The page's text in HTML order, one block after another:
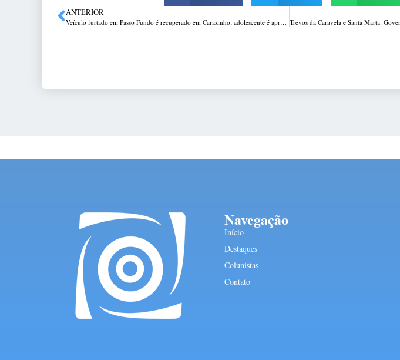
ANTERIOR
Veículo furtado em Passo Fundo é recuperado em Carazinho; adolescente é apreendido por receptação
Navegação
Início
Destaques
Colunistas
Contato